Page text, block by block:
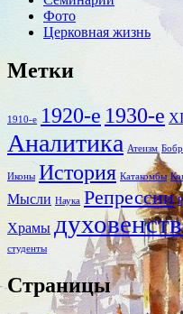
Фото
Церковная жизнь
Метки
1910-е 1920-е 1930-е
Аналитика Атеизм
Иконы История Катакомбы
Мысли Наука Репрессии
Храмы
студенты
Страницы